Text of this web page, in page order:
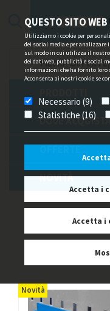
QUESTO SITO
Utilizziamo i cookie per
dei social media e per
sul modo in cui utilizza il
dei dati web, pubblicità e social
informazioni che ha fornito loro
Acconsenta ai nostri cookie se
Necessario (9)
Statistiche (16)
Accetta i
Accetta i
FILTRA
DOVE
OFFERTE
NOVITÀ
Novità